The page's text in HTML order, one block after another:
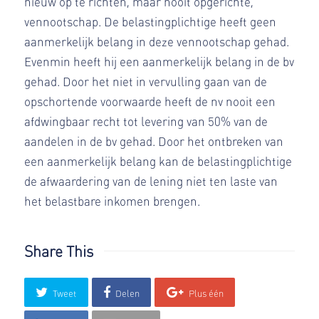
vennootschap. De belastingplichtige heeft geen
aanmerkelijk belang in deze vennootschap gehad.
Evenmin heeft hij een aanmerkelijk belang in de bv
gehad. Door het niet in vervulling gaan van de
opschortende voorwaarde heeft de nv nooit een
afdwingbaar recht tot levering van 50% van de
aandelen in de bv gehad. Door het ontbreken van
een aanmerkelijk belang kan de belastingplichtige
de afwaardering van de lening niet ten laste van
het belastbare inkomen brengen.
Share This
Tweet Delen Plus één